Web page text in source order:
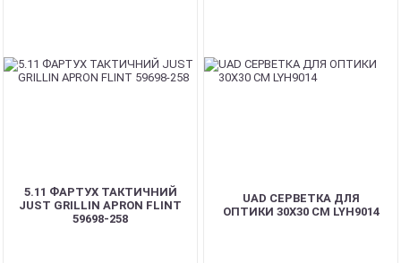
5.11 ФАРТУХ ТАКТИЧНИЙ
JUST GRILLIN APRON FLINT
59698-258
UAD СЕРВЕТКА ДЛЯ
ОПТИКИ 30Х30 СМ LYH9014